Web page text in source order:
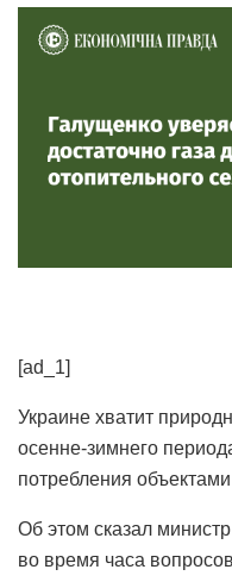
[ad_1]
Украине хватит
осенне-зимнего
потребления объектами
Об этом сказал
во время часа